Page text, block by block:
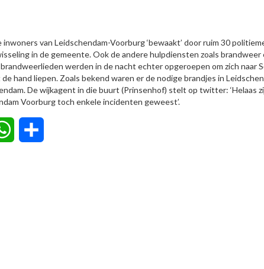
van Leidschendam-Voorburg ‘bewaakt’ door ruim 30
in de gemeente. Ook de andere hulpdiensten zoals brandweer
werden in de nacht echter opgeroepen om zich naar
hand liepen. Zoals bekend waren er de nodige brandjes in
De wijkagent in die buurt (Prinsenhof) stelt op twitter: ‘Helaas
Voorburg toch enkele incidenten geweest’.
WhatsApp